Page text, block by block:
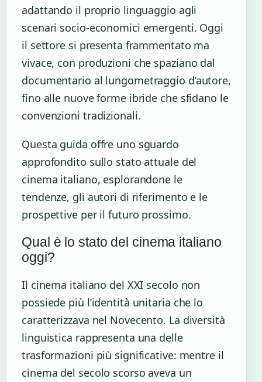
adattando il proprio linguaggio agli
scenari socio-economici emergenti. Oggi
il settore si presenta frammentato ma
vivace, con produzioni che spaziano dal
documentario al lungometraggio d’autore,
fino alle nuove forme ibride che sfidano le
convenzioni tradizionali.
Questa guida offre uno sguardo
approfondito sullo stato attuale del
cinema italiano, esplorandone le
tendenze, gli autori di riferimento e le
prospettive per il futuro prossimo.
Qual è lo stato del cinema italiano
oggi?
Il cinema italiano del XXI secolo non
possiede più l’identità unitaria che lo
caratterizzava nel Novecento. La diversità
linguistica rappresenta una delle
trasformazioni più significative: mentre il
cinema del secolo scorso aveva un